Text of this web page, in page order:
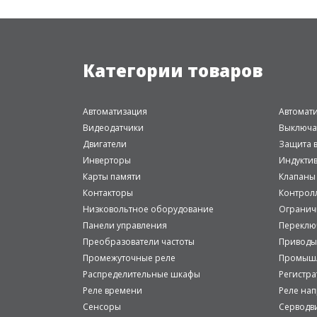
Категории товаров
Автоматизация
Видеодатчики
Двигатели
Защита
Инверторы
Карты памяти
Клапаны
Контакторы
Низковольтное оборудование
Панели управления
Преобразователи частоты
Приводы
Промежуточные реле
Распределительные шкафы
Реле времени
Реле
Сенсоры